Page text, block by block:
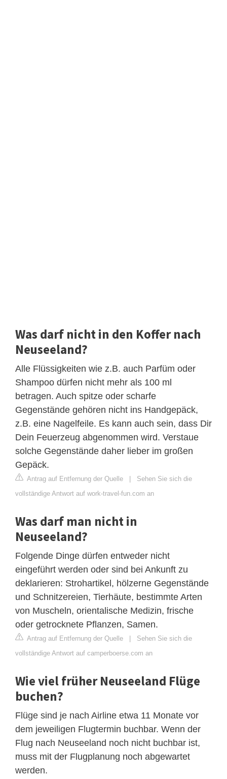
Was darf nicht in den Koffer nach
Neuseeland?
Alle Flüssigkeiten wie z.B. auch Parfüm oder
Shampoo dürfen nicht mehr als 100 ml
betragen. Auch spitze oder scharfe
Gegenstände gehören nicht ins Handgepäck,
z.B. eine Nagelfeile. Es kann auch sein, dass Dir
Dein Feuerzeug abgenommen wird. Verstaue
solche Gegenstände daher lieber im großen
Gepäck.
Antrag auf Entfernung der Quelle | Sehen Sie sich die
vollständige Antwort auf work-travel-fun.com an
Was darf man nicht in
Neuseeland?
Folgende Dinge dürfen entweder nicht
eingeführt werden oder sind bei Ankunft zu
deklarieren: Strohartikel, hölzerne Gegenstände
und Schnitzereien, Tierhäute, bestimmte Arten
von Muscheln, orientalische Medizin, frische
oder getrocknete Pflanzen, Samen.
Antrag auf Entfernung der Quelle | Sehen Sie sich die
vollständige Antwort auf camperboerse.com an
Wie viel früher Neuseeland Flüge
buchen?
Flüge sind je nach Airline etwa 11 Monate vor
dem jeweiligen Flugtermin buchbar. Wenn der
Flug nach Neuseeland noch nicht buchbar ist,
muss mit der Flugplanung noch abgewartet
werden.